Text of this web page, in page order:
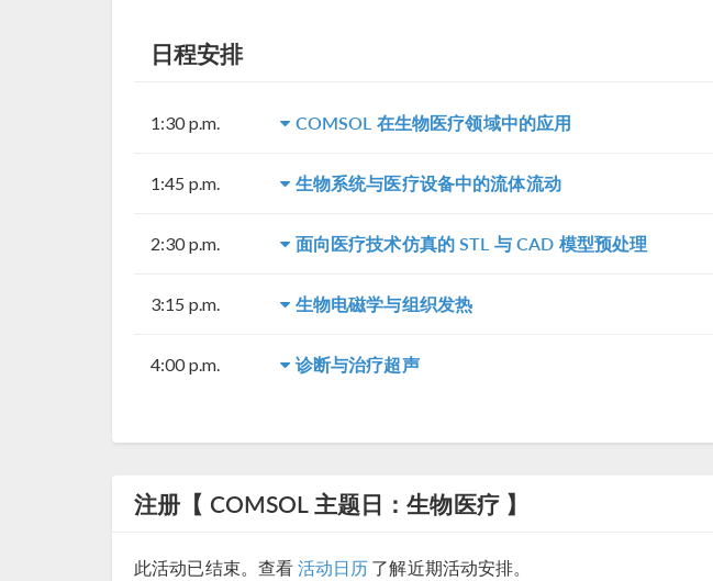
日程安排
1:30 p.m. COMSOL 在生物医疗领域中的应用
1:45 p.m. 生物系统与医疗设备中的流体流动
2:30 p.m. 面向医疗技术仿真的 STL 与 CAD 模型预处理
3:15 p.m. 生物电磁学与组织发热
4:00 p.m. 诊断与治疗超声
注册【 COMSOL 主题日：生物医疗 】
此活动已结束。查看 活动日历 了解近期活动安排。